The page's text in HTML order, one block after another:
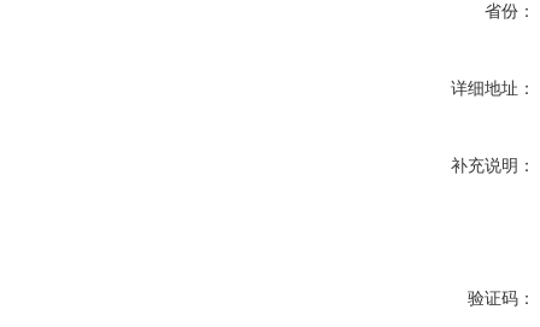
省份：
详细地址：
补充说明：
验证码：